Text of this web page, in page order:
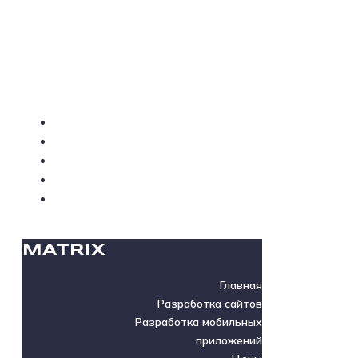
MATRIX
Главная
Разработка сайтов
Разработка мобильных
приложений